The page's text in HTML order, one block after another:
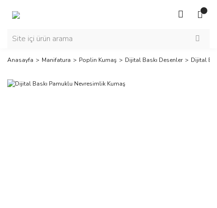
Anasayfa Manifatura Poplin Kumaş Dijital Baskı Desenler Dijital